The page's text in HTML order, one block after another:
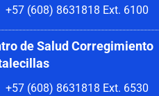
+57 (608) 8631818 Ext. 6100
de Salud Corregimiento
+57 (608) 8631818 Ext. 6530